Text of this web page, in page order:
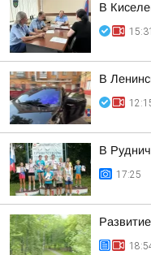
В
15:31
В
В
17:25